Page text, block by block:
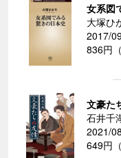
女系図
大塚ひ
2017/
836円
文豪た
石井千
2021/
649円